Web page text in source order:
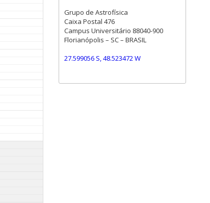
Grupo de Astrofísica
Caixa Postal 476
Campus Universitário 88040-900
Florianópolis – SC – BRASIL
27.599056 S, 48.523472 W